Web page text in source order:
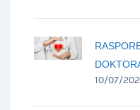
10/07/